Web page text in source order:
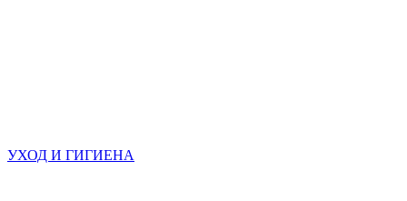
УХОД И ГИГИЕНА